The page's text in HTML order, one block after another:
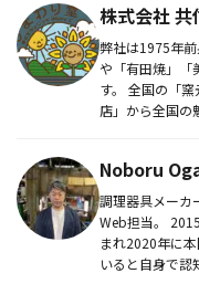
株式会社 共
弊社は1975年前
や「有田焼」「
す。 全国の「
店」から全国の
Noboru
調理器具メーカ
Web担当。
まれ2020年に
いると自身で認